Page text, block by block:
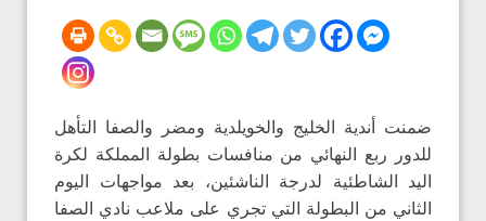
ضمنت أندية الخليج والخويلدية ومضر والصفا التأهل
للدور ربع النهائي من منافسات بطولة المملكة لكرة
اليد الشاطئية لدرجة الناشئين، بعد مواجهات اليوم
الثاني من البطولة التي تجري على ملاعب نادي الصفا